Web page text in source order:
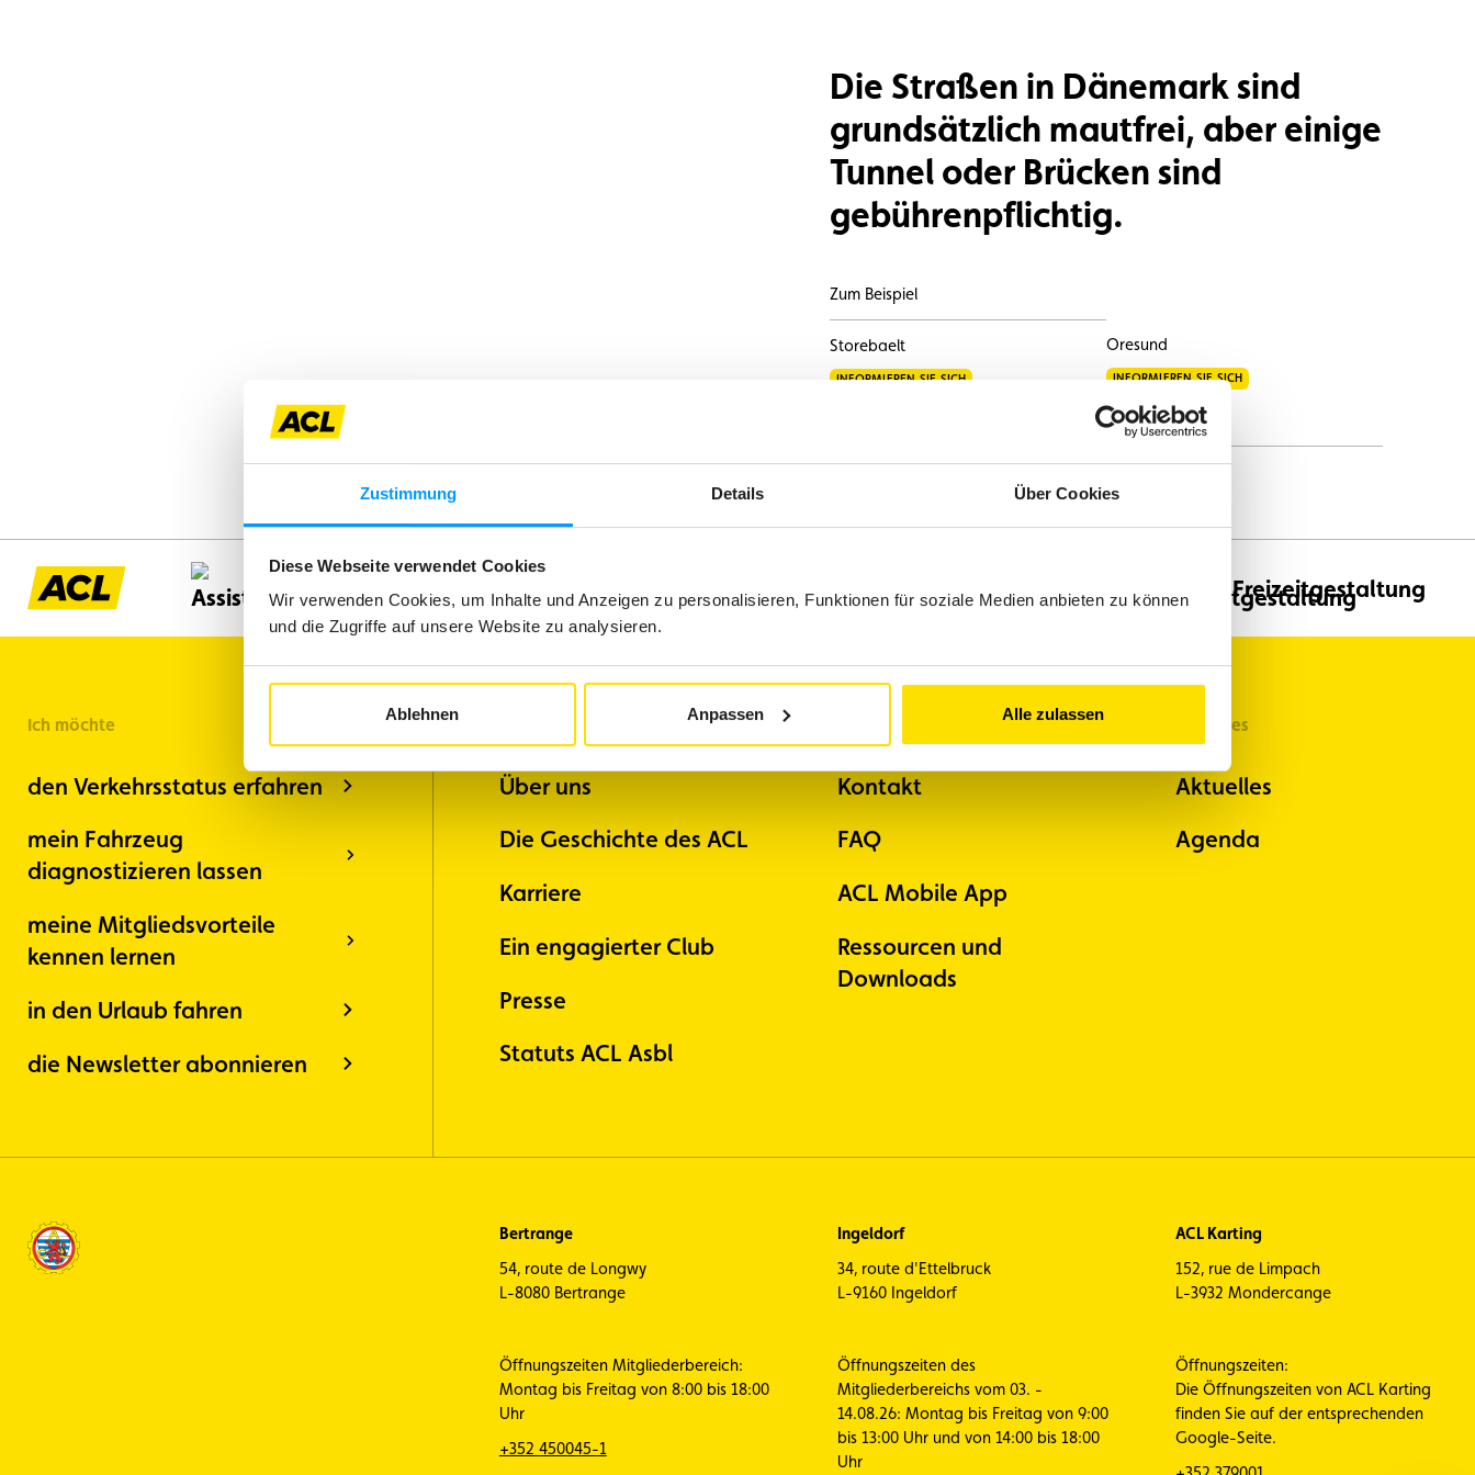
Zustimmung Details Über Cookies
Diese Webseite verwendet Cookies
Wir verwenden Cookies, um Inhalte und Anzeigen zu personalisieren, Funktionen für soziale Medien anbieten zu können
und die Zugriffe auf unsere Website zu analysieren.
Ablehnen Anpassen Alle zulassen
Die Straßen in Dänemark sind
grundsätzlich mautfrei, aber einige
Tunnel oder Brücken sind
gebührenpflichtig.
Zum Beispiel
Storebaelt
INFORMIEREN SIE SICH
Oresund
INFORMIEREN SIE SICH
Assistenz Mobilität Reisen Freizeitgestaltung
Ich möchte
den Verkehrsstatus erfahren
mein Fahrzeug
diagnostizieren lassen
meine Mitgliedsvorteile
kennen lernen
in den Urlaub fahren
die Newsletter abonnieren
Über uns
Die Geschichte des ACL
Karriere
Ein engagierter Club
Presse
Statuts ACL Asbl
Kontakt
FAQ
ACL Mobile App
Ressourcen und
Downloads
Aktuelles
Aktuelles
Agenda
Bertrange
54, route de Longwy
L-8080 Bertrange
Öffnungszeiten Mitgliederbereich:
Montag bis Freitag von 8:00 bis 18:00
Uhr
+352 450045-1
Ingeldorf
34, route d'Ettelbruck
L-9160 Ingeldorf
Öffnungszeiten des
Mitgliederbereichs vom 03. -
14.08.26: Montag bis Freitag von 9:00
bis 13:00 Uhr und von 14:00 bis 18:00
Uhr
ACL Karting
152, rue de Limpach
L-3932 Mondercange
Öffnungszeiten:
Die Öffnungszeiten von ACL Karting
finden Sie auf der entsprechenden
Google-Seite.